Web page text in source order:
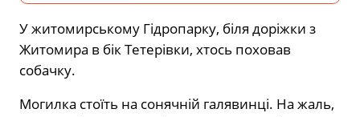
У житомирському Гідропарку, біля доріжки з
Житомира в бік Тетерівки, хтось поховав
собачку.
Могилка стоїть на сонячній галявинці. На жаль,